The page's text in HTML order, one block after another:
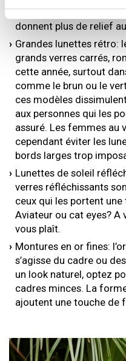
lunettes cat eyes
donnent plus de relief
Grandes lunettes rétro:
grands verres carrés,
cette année, surtout
comme le brun ou le
ces modèles
aux personnes qui les
assuré. Les femmes au
cependant éviter les
bords larges trop
Lunettes de soleil
verres réfléchissants
ceux qui les portent
Aviateur ou cat eyes? A
vous plaît.
Montures en or fines:
s’agisse du cadre ou
un look naturel, optez
cadres minces. La
ajoutent une touche de